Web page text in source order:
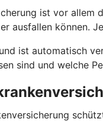
ist vor allem
ausfallen können.
ist automatisch
sind und welche